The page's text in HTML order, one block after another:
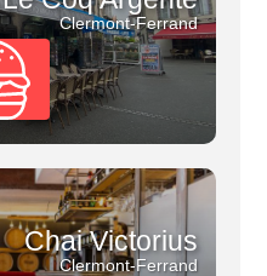
Clermont-Ferrand
Chai Victorius
Clermont-Ferrand